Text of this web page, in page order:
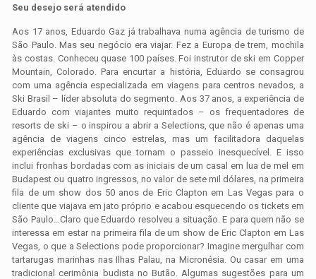
Seu desejo será atendido
Aos 17 anos, Eduardo Gaz já trabalhava numa agência de turismo de
São Paulo. Mas seu negócio era viajar. Fez a Europa de trem, mochila
às costas. Conheceu quase 100 países. Foi instrutor de ski em Copper
Mountain, Colorado. Para encurtar a história, Eduardo se consagrou
com uma agência especializada em viagens para centros nevados, a
Ski Brasil – líder absoluta do segmento. Aos 37 anos, a experiência de
Eduardo com viajantes muito requintados – os frequentadores de
resorts de ski – o inspirou a abrir a Selections, que não é apenas uma
agência de viagens cinco estrelas, mas um facilitadora daquelas
experiências exclusivas que tornam o passeio inesquecível. E isso
inclui fronhas bordadas com as iniciais de um casal em lua de mel em
Budapest ou quatro ingressos, no valor de sete mil dólares, na primeira
fila de um show dos 50 anos de Eric Clapton em Las Vegas para o
cliente que viajava em jato próprio e acabou esquecendo os tickets em
São Paulo…Claro que Eduardo resolveu a situação. E para quem não se
interessa em estar na primeira fila de um show de Eric Clapton em Las
Vegas, o que a Selections pode proporcionar? Imagine mergulhar com
tartarugas marinhas nas Ilhas Palau, na Micronésia. Ou casar em uma
tradicional cerimônia budista no Butão. Algumas sugestões para um